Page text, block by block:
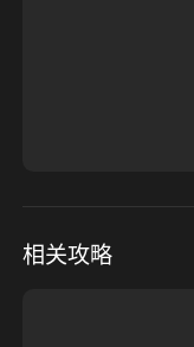
相关攻略